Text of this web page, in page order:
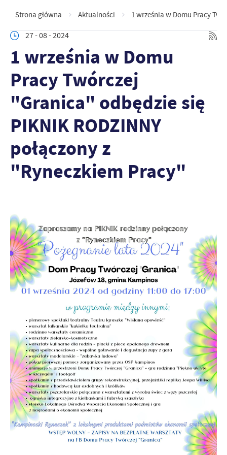
Strona główna Aktualności 1 września w Domu Pracy
27 - 08 - 2024
1 września w Domu
Pracy Twórczej
"Granica" odbędzie się
PIKNIK RODZINNY
połączony z
"Ryneczkiem Pracy"